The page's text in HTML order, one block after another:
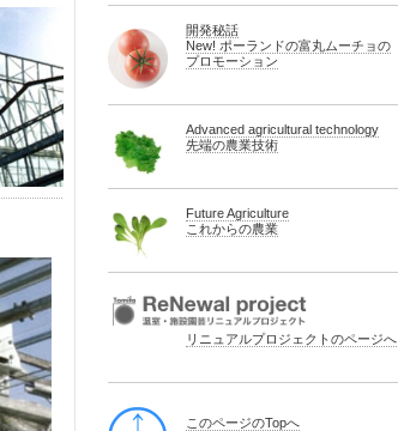
開発秘話
New! ポーランドの富丸ムーチョの
プロモーション
Advanced agricultural technology
先端の農業技術
Future Agriculture
これからの農業
リニュアルプロジェクトのページへ
このページのTopへ